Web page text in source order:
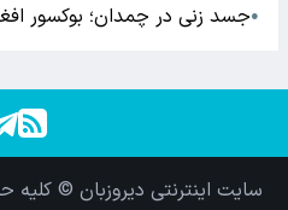
●جسد زنی در چمدان؛ بوکسور
سایت اینترنتی دیروزبان © کلیه